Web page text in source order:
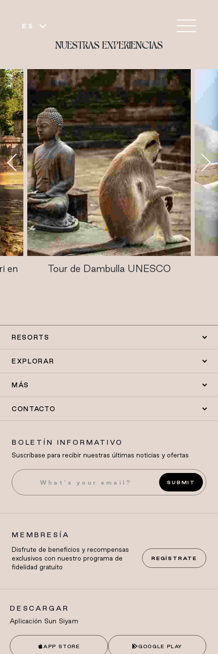
ES
NUESTRAS EXPERIENCIAS
en Tour de Dambulla UNESCO
RESORTS
EXPLORAR
MÁS
CONTACTO
BOLETÍN INFORMATIVO
Suscríbase para recibir nuestras últimas noticias y ofertas
SUBMIT
MEMBRESÍA
Disfrute de beneficios y recompensas
exclusivos con nuestro programa de
fidelidad gratuito
REGÍSTRATE
DESCARGAR
Aplicación Sun Siyam
APP STORE GOOGLE PLAY